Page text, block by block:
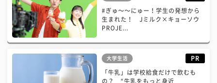
#ぎゅ〜〜にゅー！学生の発想から
生まれた！ Jミルク×キョーソウ
PROJE...
大学生活 PR
「牛乳」は学校給食だけで飲むも
の？ “牛乳をもっと身近